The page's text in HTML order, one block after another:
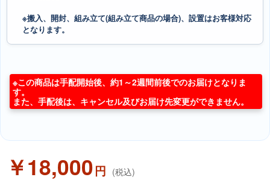
※搬入、開封、組み立て(組み立て商品の場合)、設置はお客様対応
となります。
※この商品は手配開始後、約1～2週間前後でのお届けとなりま
す。
また、手配後は、キャンセル及びお届け先変更ができません。
￥18,000円 (税込)